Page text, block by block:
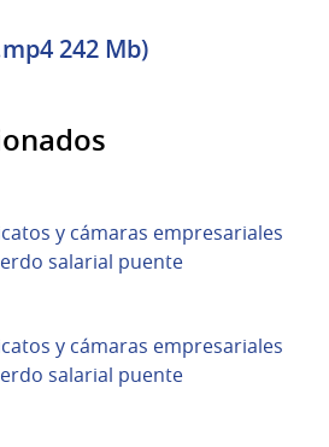
242 Mb)
y cámaras empresariales
salarial puente
y cámaras empresariales
salarial puente